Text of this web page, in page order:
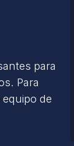
para
Para
de